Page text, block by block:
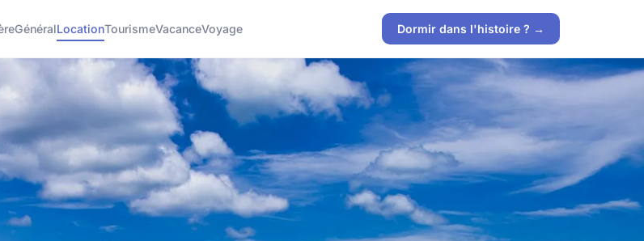
GénéralLocationTourismeVacanceVoyage Dormir dans l'histoire ? →